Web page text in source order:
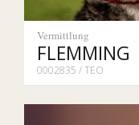
Vermittlung
FLEMMING
0002835 / TEO